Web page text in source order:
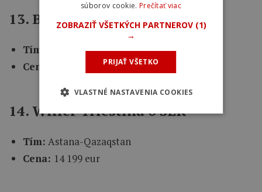
13. Bianchi Oltre RC
Tím:
Arkéa-Samsic
Cena:
14. Wilier Triestina 0 SLR
Tím: Astana-Qazaqstan
Cena: 14 199 eur
súborov cookie. Prečítať viac
ZOBRAZIŤ VŠETKÝCH PARTNEROV (1)
→
PRIJAŤ VŠETKO
VLASTNÉ NASTAVENIA COOKIES